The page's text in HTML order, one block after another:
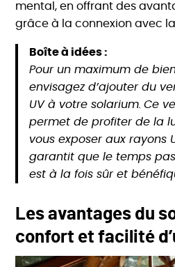
mental, en offrant des
grâce à la connexion avec
Boîte à idées :
Pour un maximum de
envisagez d’ajouter du
UV à votre solarium. Ce
permet de profiter de la
vous exposer aux rayons
garantit que le temps
est à la fois sûr et
Les avantages du
confort et facilité